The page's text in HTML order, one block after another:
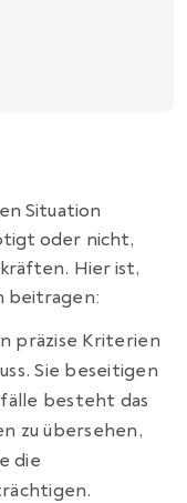
Situation
oder nicht,
Hier ist,
beitragen:
präzise Kriterien
Sie beseitigen
besteht das
zu übersehen,
die